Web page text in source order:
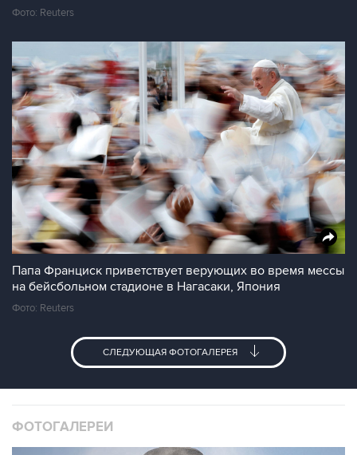
Фото: Reuters
Папа Франциск приветствует верующих во время мессы
на бейсбольном стадионе в Нагасаки, Япония
Фото: Reuters
СЛЕДУЮЩАЯ ФОТОГАЛЕРЕЯ
ФОТОГАЛЕРЕИ